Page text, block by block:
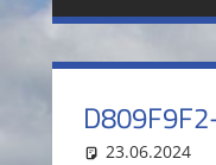
23.06.2024